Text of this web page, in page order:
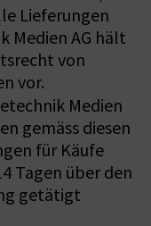
Lieferungen
Medien AG hält
von
vor.
Medien
gemäss diesen
für Käufe
Tagen über den
getätigt